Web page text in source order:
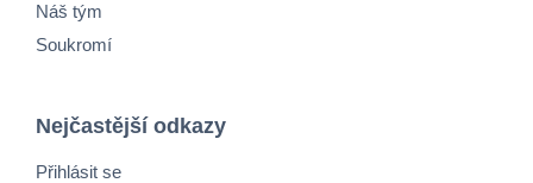
Náš tým
Soukromí
Nejčastější odkazy
Přihlásit se